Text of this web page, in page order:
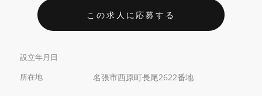
この求人に応募する
設立年月日
所在地
名張市西原町長尾2622番地